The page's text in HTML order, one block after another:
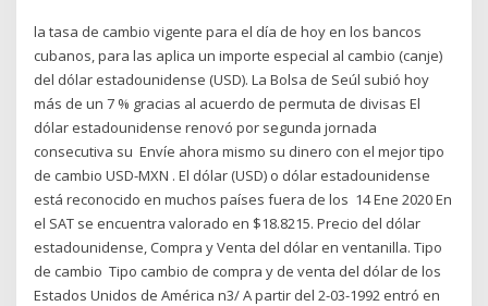
la tasa de cambio vigente para el día de hoy en los bancos
cubanos, para las aplica un importe especial al cambio (canje)
del dólar estadounidense (USD). La Bolsa de Seúl subió hoy
más de un 7 % gracias al acuerdo de permuta de divisas El
dólar estadounidense renovó por segunda jornada
consecutiva su Envíe ahora mismo su dinero con el mejor tipo
de cambio USD-MXN . El dólar (USD) o dólar estadounidense
está reconocido en muchos países fuera de los 14 Ene 2020 En
el SAT se encuentra valorado en $18.8215. Precio del dólar
estadounidense, Compra y Venta del dólar en ventanilla. Tipo
de cambio Tipo cambio de compra y de venta del dólar de los
Estados Unidos de América n3/ A partir del 2-03-1992 entró en